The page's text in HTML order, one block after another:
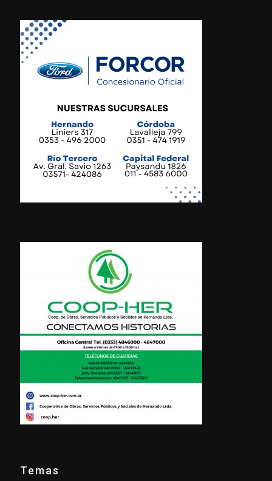
Temas